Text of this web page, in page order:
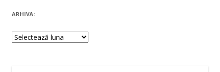
ARHIVA:
Arhiva: